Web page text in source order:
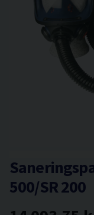
500/SR 200